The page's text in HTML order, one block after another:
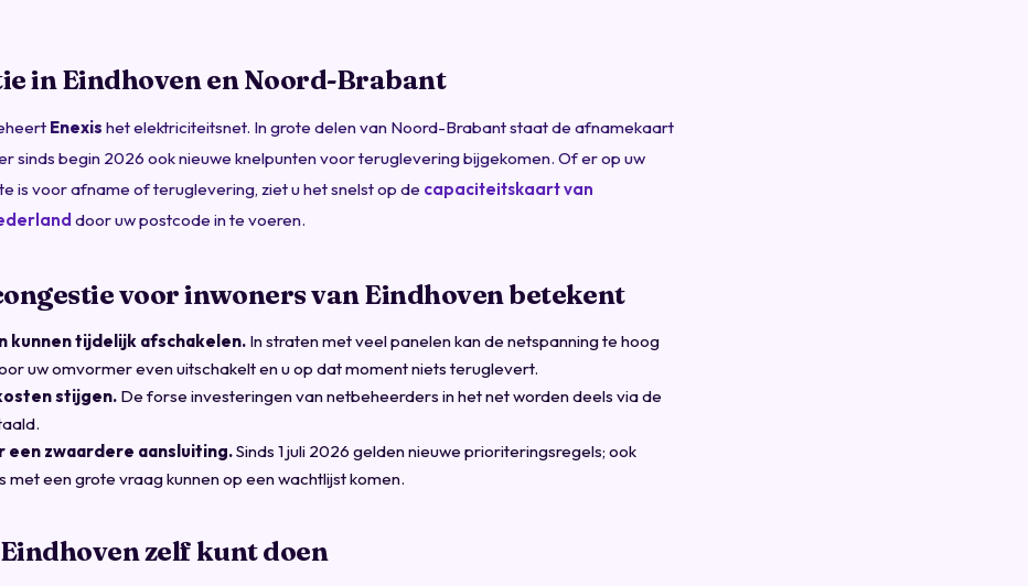
in Eindhoven en Noord-Brabant
Enexis het elektriciteitsnet. In grote delen van Noord-Brabant staat de afnamekaart
sinds begin 2026 ook nieuwe knelpunten voor teruglevering bijgekomen. Of er op uw
is voor afname of teruglevering, ziet u het snelst op de capaciteitskaart van
door uw postcode in te voeren.
voor inwoners van Eindhoven betekent
kunnen tijdelijk afschakelen. In straten met veel panelen kan de netspanning te hoog
uw omvormer even uitschakelt en u op dat moment niets teruglevert.
stijgen. De forse investeringen van netbeheerders in het net worden deels via de
een zwaardere aansluiting.Sinds 1 juli 2026 gelden nieuwe prioriteringsregels; ook
met een grote vraag kunnen op een wachtlijst komen.
zelf kunt doen